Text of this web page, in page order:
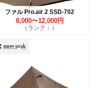
ファル Pro.air 2 SSD-702
8,000〜12,000円
（ランク：）